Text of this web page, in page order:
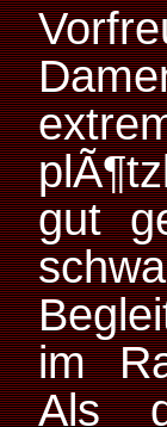
gut
im
Als